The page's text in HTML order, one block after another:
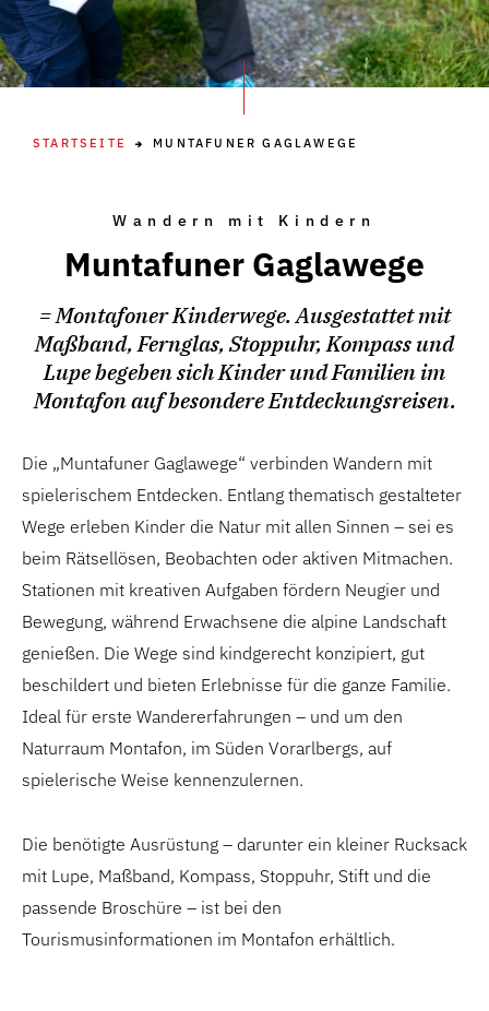
STARTSEITE MUNTAFUNER GAGLAWEGE
Wandern mit Kindern
Muntafuner Gaglawege
= Montafoner Kinderwege. Ausgestattet mit
Maßband, Fernglas, Stoppuhr, Kompass und
Lupe begeben sich Kinder und Familien im
Montafon auf besondere Entdeckungsreisen.
Die „Muntafuner Gaglawege“ verbinden Wandern mit
spielerischem Entdecken. Entlang thematisch gestalteter
Wege erleben Kinder die Natur mit allen Sinnen – sei es
beim Rätsellösen, Beobachten oder aktiven Mitmachen.
Stationen mit kreativen Aufgaben fördern Neugier und
Bewegung, während Erwachsene die alpine Landschaft
genießen. Die Wege sind kindgerecht konzipiert, gut
beschildert und bieten Erlebnisse für die ganze Familie.
Ideal für erste Wandererfahrungen – und um den
Naturraum Montafon, im Süden Vorarlbergs, auf
spielerische Weise kennenzulernen.
Die benötigte Ausrüstung – darunter ein kleiner Rucksack
mit Lupe, Maßband, Kompass, Stoppuhr, Stift und die
passende Broschüre – ist bei den
Tourismusinformationen im Montafon erhältlich.